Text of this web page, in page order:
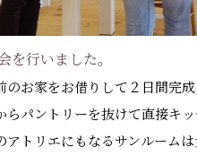
を行いました。
のお家をお借りして２日間完
らパントリーを抜けて直接キ
アトリエにもなるサンルーム